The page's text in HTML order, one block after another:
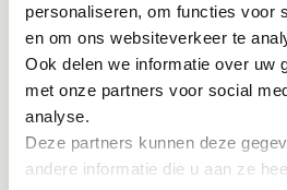
personaliseren, om functies voor
en om ons websiteverkeer te
Ook delen we informatie over uw
met onze partners voor social
analyse.
Deze partners kunnen deze
andere informatie die u aan ze
Specificaties:
Palletinhoud: 336 stuks
Aantal per m 2
Latafstand: minimaal 311mm -
Voor het aanvragen van een